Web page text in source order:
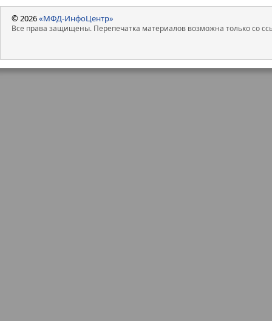
© 2026«МФД-ИнфоЦентр»
Все права защищены. Перепечатка материалов возможна только со